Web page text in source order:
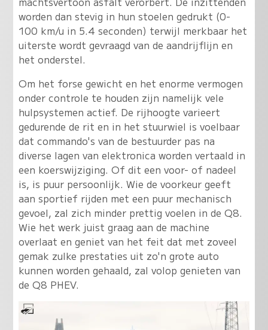
worden dan stevig in hun stoelen gedrukt (0-
100 km/u in 5.4 seconden) terwijl merkbaar het
uiterste wordt gevraagd van de aandrijflijn en
het onderstel.
Om het forse gewicht en het enorme vermogen
onder controle te houden zijn namelijk vele
hulpsystemen actief. De rijhoogte varieert
gedurende de rit en in het stuurwiel is voelbaar
dat commando's van de bestuurder pas na
diverse lagen van elektronica worden vertaald in
een koerswijziging. Of dit een voor- of nadeel
is, is puur persoonlijk. Wie de voorkeur geeft
aan sportief rijden met een puur mechanisch
gevoel, zal zich minder prettig voelen in de Q8.
Wie het werk juist graag aan de machine
overlaat en geniet van het feit dat met zoveel
gemak zulke prestaties uit zo'n grote auto
kunnen worden gehaald, zal volop genieten van
de Q8 PHEV.